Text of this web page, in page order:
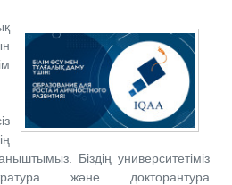
Біздің университетіміз
және докторантура